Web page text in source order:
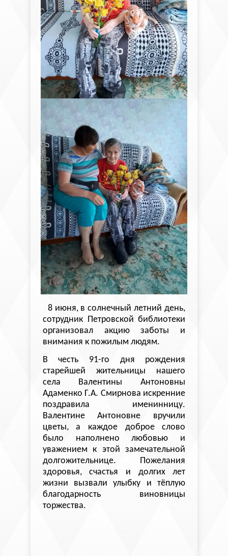
8 июня, в солнечный летний день,
сотрудник Петровской библиотеки
организовал акцию заботы и
внимания к пожилым людям.
В честь 91-го дня рождения
старейшей жительницы нашего
села Валентины Антоновны
Адаменко Г.А. Смирнова искренние
поздравила именинницу.
Валентине Антоновне вручили
цветы, а каждое доброе слово
было наполнено любовью и
уважением к этой замечательной
долгожительнице. Пожелания
здоровья, счастья и долгих лет
жизни вызвали улыбку и тёплую
благодарность виновницы
торжества.